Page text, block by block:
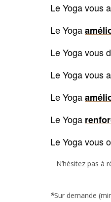
Le Yoga vous
Le Yoga
Le Yoga vous
Le Yoga vous
Le Yoga
Le Yoga
Le Yoga vous
N’hésitez pas à
*Sur demande